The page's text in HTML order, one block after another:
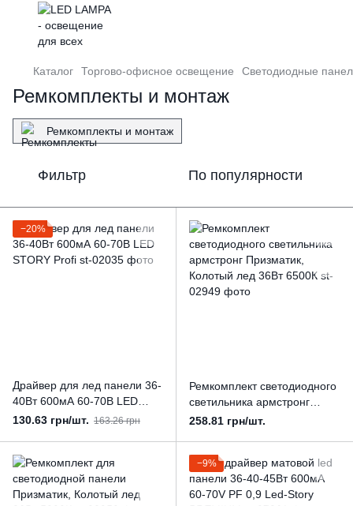
Каталог Торгово-офисное освещение Светодиодные
Ремкомплекты и монтаж
Ремкомплекты и монтаж
Фильтр По популярности
−20%
Драйвер для лед панели 36-
40Вт 600мА 60-70В LED
STORY Profi
130.63 грн/шт. 163.26 грн
Ремкомплект светодиодного
светильника армстронг
Призматик, Колотый лед
258.81 грн/шт.
−9%